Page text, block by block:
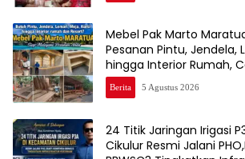
Mebel Pak Marto
Pesanan Pintu, Jendela,
hingga Interior Rumah,
Berita 5 Agustus 2026
24 Titik Jaringan Irigasi
Cikulur Resmi Jalani